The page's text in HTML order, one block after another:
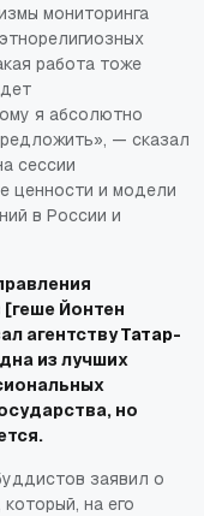
мониторинга
работа тоже
я абсолютно
— сказал
сессии
ценности и модели
в России и
Йонтен
агентствуТатар-
из лучших
но
заявил о
на его